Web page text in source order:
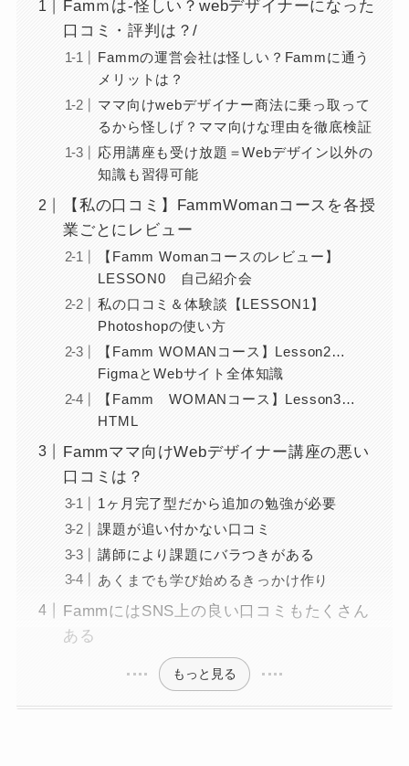
Famｍは-怪しい？webデザイナーになった
口コミ・評判は？/
Fammの運営会社は怪しい？Fammに通う
メリットは？
ママ向けwebデザイナー商法に乗っ取って
るから怪しげ？ママ向けな理由を徹底検証
応用講座も受け放題＝Webデザイン以外の
知識も習得可能
【私の口コミ】FammWomanコースを各授
業ごとにレビュー
【Famm Womanコースのレビュー】
LESSON0 自己紹介会
私の口コミ＆体験談【LESSON1】
Photoshopの使い方
【Famm WOMANコース】Lesson2…
FigmaとWebサイト全体知識
【Famm WOMANコース】Lesson3…
HTML
Fammママ向けWebデザイナー講座の悪い
口コミは？
1ヶ月完了型だから追加の勉強が必要
課題が追い付かない口コミ
講師により課題にバラつきがある
あくまでも学び始めるきっかけ作り
FammにはSNS上の良い口コミもたくさん
ある
もっと見る